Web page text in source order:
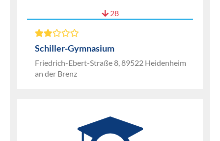
28
Schiller-Gymnasium
Friedrich-Ebert-Straße 8, 89522 Heidenheim
an der Brenz